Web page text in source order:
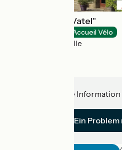
Hôtel "Au Petit Vatel"
Accueil Vélo
Moutier-Rozeille
Haben Sie eine
Ein